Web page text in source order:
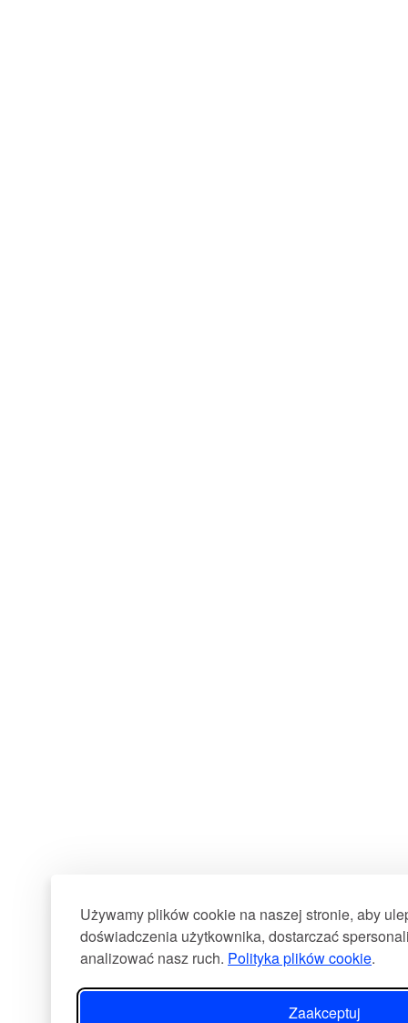
Używamy plików cookie na naszej stronie, aby
doświadczenia użytkownika, dostarczać
analizować nasz ruch. Polityka plików cookie.
Zaakceptuj